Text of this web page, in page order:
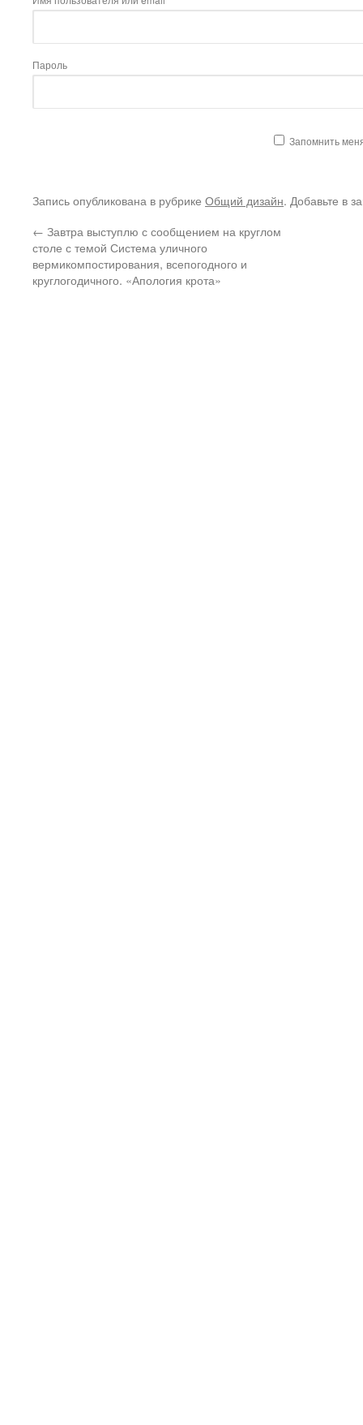
Пароль
Запомнить
Запись опубликована в рубрике Общий дизайн. Добавьте в
← Завтра выступлю с сообщением на круглом
столе с темой Система уличного
вермикомпостирования, всепогодного и
круглогодичного. «Апология крота»